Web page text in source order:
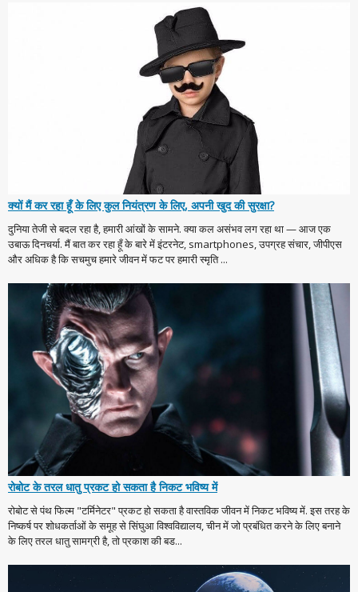
क्यों मैं कर रहा हूँ के लिए कुल नियंत्रण के लिए, अपनी खुद की सुरक्षा?
दुनिया तेजी से बदल रहा है, हमारी आंखों के सामने. क्या कल असंभव लग रहा था — आज एक
उबाऊ दिनचर्या. मैं बात कर रहा हूँ के बारे में इंटरनेट, smartphones, उपग्रह संचार, जीपीएस
और अधिक है कि सचमुच हमारे जीवन में फट पर हमारी स्मृति ...
रोबोट के तरल धातु प्रकट हो सकता है निकट भविष्य में
रोबोट से पंथ फिल्म "टर्मिनेटर" प्रकट हो सकता है वास्तविक जीवन में निकट भविष्य में. इस तरह के
निष्कर्ष पर शोधकर्ताओं के समूह से सिंघुआ विश्वविद्यालय, चीन में जो प्रबंधित करने के लिए बनाने
के लिए तरल धातु सामग्री है, तो प्रकाश की बड...